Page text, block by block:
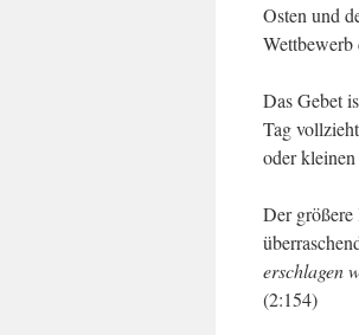
Osten und
Wettbewerb
Das Gebet
Tag
oder
Der größere
erschlagen
(2:154)